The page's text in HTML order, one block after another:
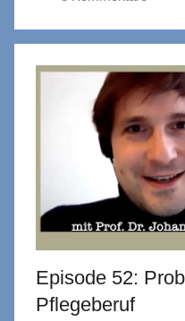
Episode 52:
Pflegeberuf